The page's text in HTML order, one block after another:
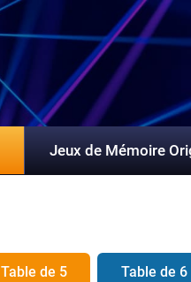
Jeux de Mémoire
Table de 5 Table de 6